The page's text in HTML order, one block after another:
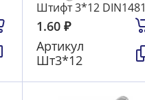
Штифт 3*12 DIN1481
1.60₽
Артикул
Шт3*12